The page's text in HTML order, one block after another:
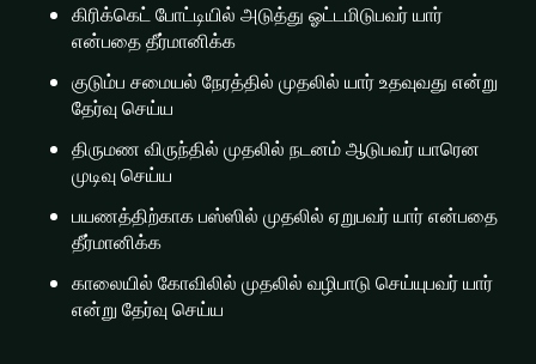
கிரிக்கெட் போட்டியில் அடுத்து ஓட்டமிடுபவர் யார்
என்பதை தீர்மானிக்க
குடும்ப சமையல் நேரத்தில் முதலில் யார் உதவுவது என்று
தேர்வு செய்ய
திருமண விருந்தில் முதலில் நடனம் ஆடுபவர் யாரென
முடிவு செய்ய
பயணத்திற்காக பஸ்ஸில் முதலில் ஏறுபவர் யார் என்பதை
தீர்மானிக்க
காலையில் கோவிலில் முதலில் வழிபாடு செய்யுபவர் யார்
என்று தேர்வு செய்ய